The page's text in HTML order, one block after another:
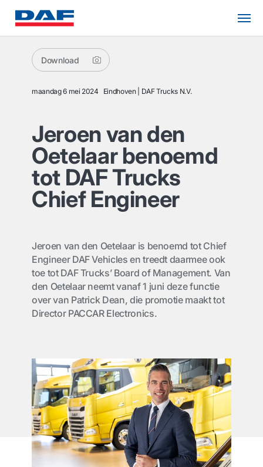
Download
maandag 6 mei 2024 Eindhoven DAF Trucks N.V.
Jeroen van den
Oetelaar benoemd
tot DAF Trucks
Chief Engineer
Jeroen van den Oetelaar is benoemd tot Chief
Engineer DAF Vehicles en treedt daarmee ook
toe tot DAF Trucks’ Board of Management. Van
den Oetelaar neemt vanaf 1 juni deze functie
over van Patrick Dean, die promotie maakt tot
Director PACCAR Electronics.